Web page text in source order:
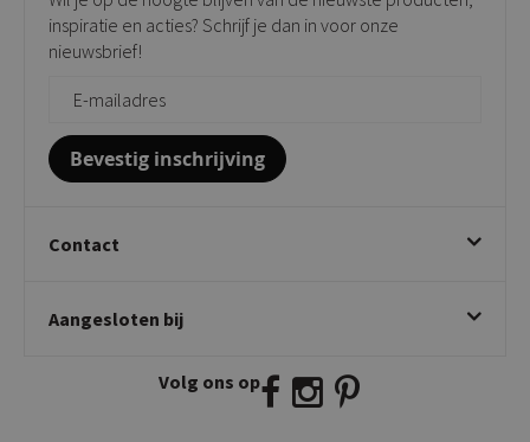
Bijzettafels
Onderhoudsproducten
Vloerbescherming
Giftcards
inspiratie en acties? Schrijf je dan in voor onze
nieuwsbrief!
Bevestig inschrijving
Contact
Twijnstraweg 2
info@kickcollection.nl
Aangesloten bij
Volg ons op